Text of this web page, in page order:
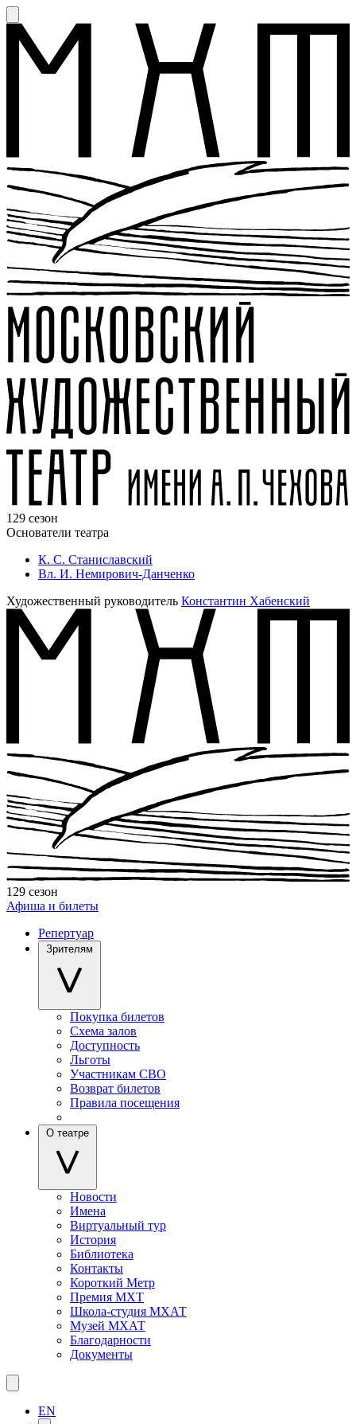
129 сезон
Основатели театра
К. С. Станиславский
Вл. И. Немирович-Данченко
Художественный руководитель Константин Хабенский
129 сезон
Афиша и билеты
Репертуар
Зрителям
Покупка билетов
Схема залов
Доступность
Льготы
Участникам СВО
Возврат билетов
Правила посещения
О театре
Новости
Имена
Виртуальный тур
История
Библиотека
Контакты
Короткий Метр
Премия МХТ
Школа-студия МХАТ
Музей МХАТ
Благодарности
Документы
EN